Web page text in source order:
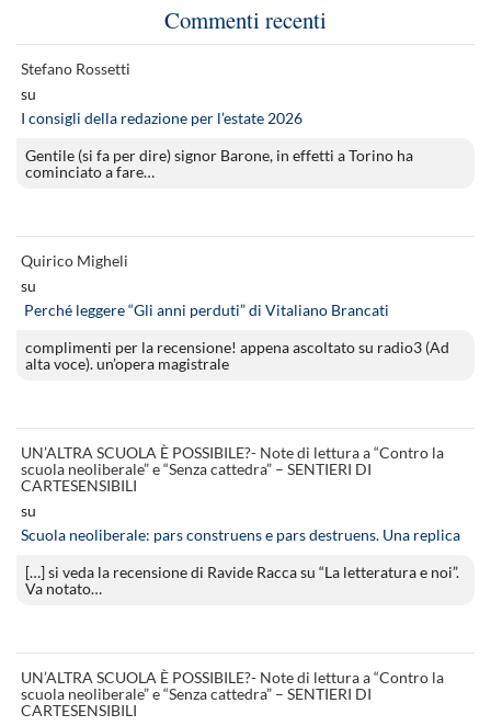
Commenti recenti
Stefano Rossetti
su
I consigli della redazione per l’estate 2026
Gentile (si fa per dire) signor Barone, in effetti a Torino ha
cominciato a fare…
Quirico Migheli
su
Perché leggere “Gli anni perduti” di Vitaliano Brancati
complimenti per la recensione! appena ascoltato su radio3 (Ad
alta voce). un’opera magistrale
UN’ALTRA SCUOLA È POSSIBILE?- Note di lettura a “Contro la
scuola neoliberale” e “Senza cattedra” – SENTIERI DI
CARTESENSIBILI
su
Scuola neoliberale: pars construens e pars destruens. Una replica
[…] si veda la recensione di Ravide Racca su “La letteratura e noi”.
Va notato…
UN’ALTRA SCUOLA È POSSIBILE?- Note di lettura a “Contro la
scuola neoliberale” e “Senza cattedra” – SENTIERI DI
CARTESENSIBILI